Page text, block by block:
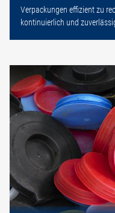
Verpackungen effizient zu
kontinuierlich und